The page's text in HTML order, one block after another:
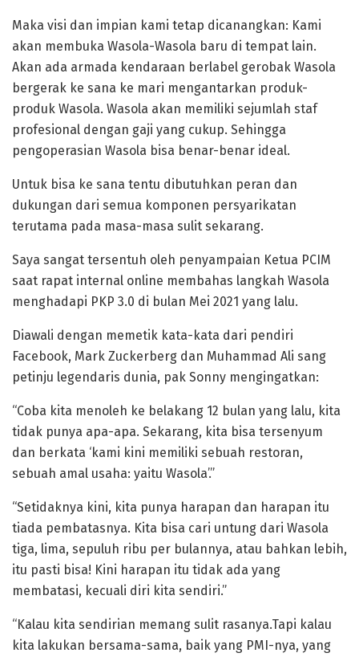
Maka visi dan impian kami tetap dicanangkan: Kami
akan membuka Wasola-Wasola baru di tempat lain.
Akan ada armada kendaraan berlabel gerobak Wasola
bergerak ke sana ke mari mengantarkan produk-
produk Wasola. Wasola akan memiliki sejumlah staf
profesional dengan gaji yang cukup. Sehingga
pengoperasian Wasola bisa benar-benar ideal.
Untuk bisa ke sana tentu dibutuhkan peran dan
dukungan dari semua komponen persyarikatan
terutama pada masa-masa sulit sekarang.
Saya sangat tersentuh oleh penyampaian Ketua PCIM
saat rapat internal online membahas langkah Wasola
menghadapi PKP 3.0 di bulan Mei 2021 yang lalu.
Diawali dengan memetik kata-kata dari pendiri
Facebook, Mark Zuckerberg dan Muhammad Ali sang
petinju legendaris dunia, pak Sonny mengingatkan:
“Coba kita menoleh ke belakang 12 bulan yang lalu, kita
tidak punya apa-apa. Sekarang, kita bisa tersenyum
dan berkata ‘kami kini memiliki sebuah restoran,
sebuah amal usaha: yaitu Wasola’.”
“Setidaknya kini, kita punya harapan dan harapan itu
tiada pembatasnya. Kita bisa cari untung dari Wasola
tiga, lima, sepuluh ribu per bulannya, atau bahkan lebih,
itu pasti bisa! Kini harapan itu tidak ada yang
membatasi, kecuali diri kita sendiri.”
“Kalau kita sendirian memang sulit rasanya.Tapi kalau
kita lakukan bersama-sama, baik yang PMI-nya, yang